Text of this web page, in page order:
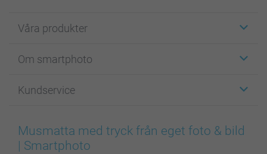
Våra produkter
Fotokort
Fotoböcker
Bilder, Fotoförstoring & Fotohäften
Skal till Mobil & Surfplatta
Om smartphoto
För affiliates
Cookie Policy
Sitemap
Kundservice
smartgaranti
smartbonus
Musmatta med tryck från eget foto & bild
| Smartphoto